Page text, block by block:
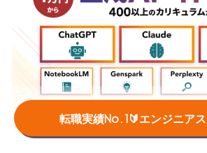
転職実績No.1🔰エンジニア